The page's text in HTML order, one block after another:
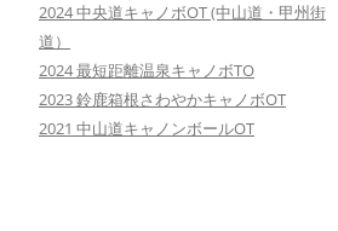
2024 中央道キャノボOT (中山道・甲州街
道）
2024 最短距離温泉キャノボTO
2023 鈴鹿箱根さわやかキャノボOT
2021 中山道キャノンボールOT